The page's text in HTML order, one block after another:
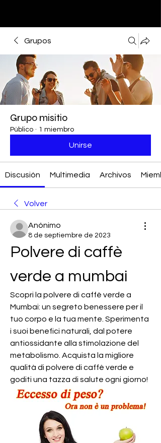
Grupos
Grupo misitio
Público · 1 miembro
Unirse
Discusión Multimedia Archivos
Volver
Anónimo
8 de septiembre de 2023
Polvere di caffè
verde a mumbai
Scopri la polvere di caffè verde a
Mumbai: un segreto benessere per il
tuo corpo e la tua mente. Sperimenta
i suoi benefici naturali, dal potere
antiossidante alla stimolazione del
metabolismo. Acquista la migliore
qualità di polvere di caffè verde e
goditi una tazza di salute ogni giorno!